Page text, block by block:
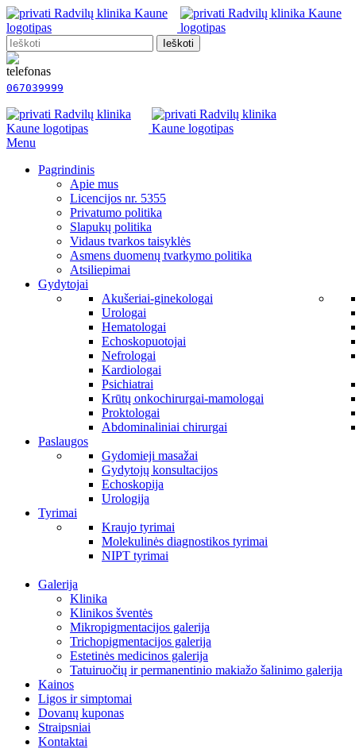
Ieškoti
067039999
Menu
Pagrindinis
Apie mus
Licencijos nr. 5355
Privatumo politika
Slapukų politika
Vidaus tvarkos taisyklės
Asmens duomenų tvarkymo politika
Atsiliepimai
Gydytojai
Akušeriai-ginekologai
Urologai
Hematologai
Echoskopuotojai
Nefrologai
Kardiologai
Psichiatrai
Krūtų onkochirurgai-mamologai
Proktologai
Abdominaliniai chirurgai
Paslaugos
Gydomieji masažai
Gydytojų konsultacijos
Echoskopija
Urologija
Tyrimai
Kraujo tyrimai
Molekulinės diagnostikos tyrimai
NIPT tyrimai
Galerija
Klinika
Klinikos šventės
Mikropigmentacijos galerija
Trichopigmentacijos galerija
Estetinės medicinos galerija
Tatuiruočių ir permanentinio makiažo šalinimo galerija
Kainos
Ligos ir simptomai
Dovanų kuponas
Straipsniai
Kontaktai